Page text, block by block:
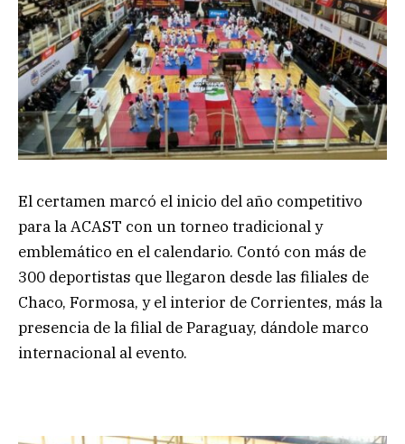
El certamen marcó el inicio del año competitivo
para la ACAST con un torneo tradicional y
emblemático en el calendario. Contó con más de
300 deportistas que llegaron desde las filiales de
Chaco, Formosa, y el interior de Corrientes, más la
presencia de la filial de Paraguay, dándole marco
internacional al evento.